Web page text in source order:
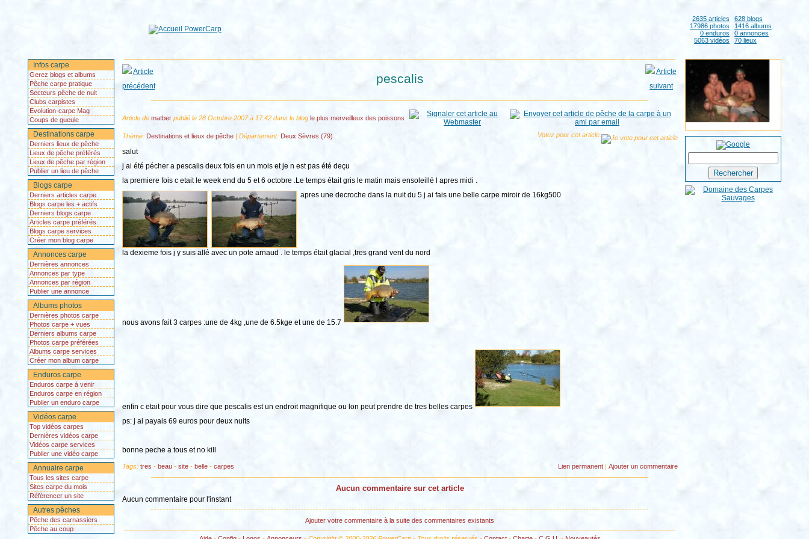
2635 articles
628 blogs
17986 photos
1416 albums
0 enduros
0 annonces
5063 vidéos
70 lieux
Infos carpe
Gerez blogs et albums
Pêche carpe pratique
Secteurs pêche de nuit
Clubs carpistes
Evolution-carpe Mag
Coups de gueule
Destinations carpe
Derniers lieux de pêche
Lieux de pêche préférés
Lieux de pêche par région
Publier un lieu de pêche
Blogs carpe
Derniers articles carpe
Blogs carpe les + actifs
Derniers blogs carpe
Articles carpe préférés
Blogs carpe services
Créer mon blog carpe
Annonces carpe
Dernières annonces
Annonces par type
Annonces par région
Publier une annonce
Albums photos
Dernières photos carpe
Photos carpe + vues
Derniers albums carpe
Photos carpe préférées
Albums carpe services
Créer mon album carpe
Enduros carpe
Enduros carpe à venir
Enduros carpe en région
Publier un enduro carpe
Vidéos carpe
Top vidéos carpes
Dernières vidéos carpe
Vidéos carpe services
Publier une vidéo carpe
Annuaire carpe
Tous les sites carpe
Sites carpe du mois
Référencer un site
Autres pêches
Pêche des carnassiers
Pêche au coup
pescalis
Article de matberpublié le 28 Octobre 2007 à 17:42 dans le blog le plus merveilleux des poissons
Thème: Destinations et lieux de pêche| Département: Deux Sèvres (79) Votez pour cet article:
salut
j ai été pécher a pescalis deux fois en un mois et je n est pas été deçu
la premiere fois c etait le week end du 5 et 6 octobre .Le temps était gris le matin mais ensoleillé l apres midi .
apres une decroche dans la nuit du 5 j ai fais une belle carpe miroir de 16kg500
la dexieme fois j y suis allé avec un pote arnaud . le temps était glacial ,tres grand vent du nord
nous avons fait 3 carpes :une de 4kg ,une de 6.5kge et une de 15.7
enfin c etait pour vous dire que pescalis est un endroit magnifique ou lon peut prendre de tres belles carpes
ps: j ai payais 69 euros pour deux nuits
bonne peche a tous et no kill
Tags: tres - beau- site- belle- carpes Lien permanent| Ajouter un commentaire
Aucun commentaire sur cet article
Aucun commentaire pour l'instant
Ajouter votre commentaire à la suite des commentaires existants